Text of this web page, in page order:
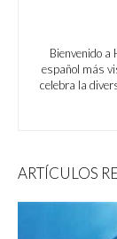
Bienvenido a
español más
celebra la
ARTÍCULOS